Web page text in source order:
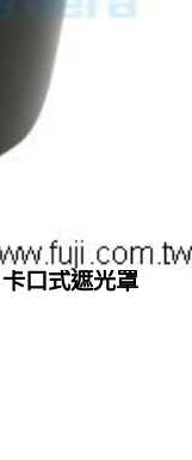
口式遮光罩